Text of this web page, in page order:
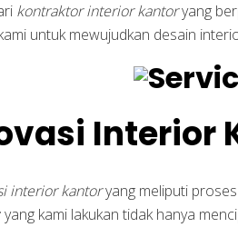
kontraktor interior kantoryang
untuk mewujudkan desain
Interior
interior kantoryang meliputi
yang kami lakukan tidak hanya